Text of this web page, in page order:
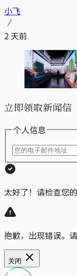
小飞
2 天前
立即领取新闻信
个人信息
太好了！请检查您
抱歉，出现错误。
关闭